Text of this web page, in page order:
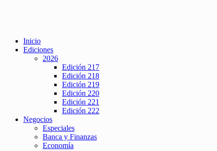
Inicio
Ediciones
2026
Edición 217
Edición 218
Edición 219
Edición 220
Edición 221
Edición 222
Negocios
Especiales
Banca y Finanzas
Economía